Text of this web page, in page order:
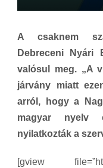
A csaknem
Debreceni Nyári
valósul meg. „A
járvány miatt
arról, hogy a
magyar nyelv
nyilatkozták a
[gview